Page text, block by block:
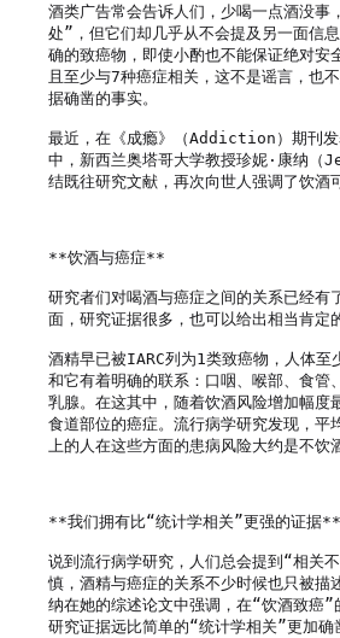
酒类广告常会告诉人们，少喝一点酒没事
处”，但它们却几乎从不会提及另一面信
确的致癌物，即使小酌也不能保证绝对安
且至少与7种癌症相关，这不是谣言，也
据确凿的事实。
最近，在《成瘾》（Addiction）期刊发
中，新西兰奥塔哥大学教授珍妮·康纳
结既往研究文献，再次向世人强调了饮酒
**饮酒与癌症**
研究者们对喝酒与癌症之间的关系已经有
面，研究证据很多，也可以给出相当肯定
酒精早已被IARC列为1类致癌物，人体至
和它有着明确的联系：口咽、喉部、食管
乳腺。在这其中，随着饮酒风险增加幅度
食道部位的癌症。流行病学研究发现，平
上的人在这些方面的患病风险大约是不饮
**我们拥有比“统计学相关”更强的证据**
说到流行病学研究，人们总会提到“相关
慎，酒精与癌症的关系不少时候也只被描
纳在她的综述论文中强调，在“饮酒致癌”
研究证据远比简单的“统计学相关”更加确